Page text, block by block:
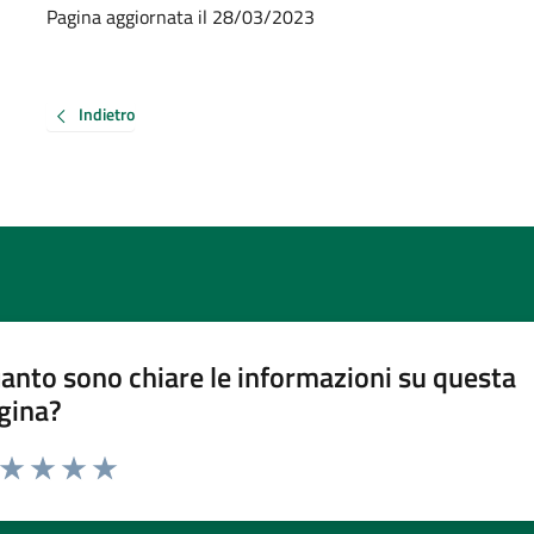
Pagina aggiornata il 28/03/2023
Indietro
sono chiare le informazioni su questa
da 1 a 5 stelle la pagina